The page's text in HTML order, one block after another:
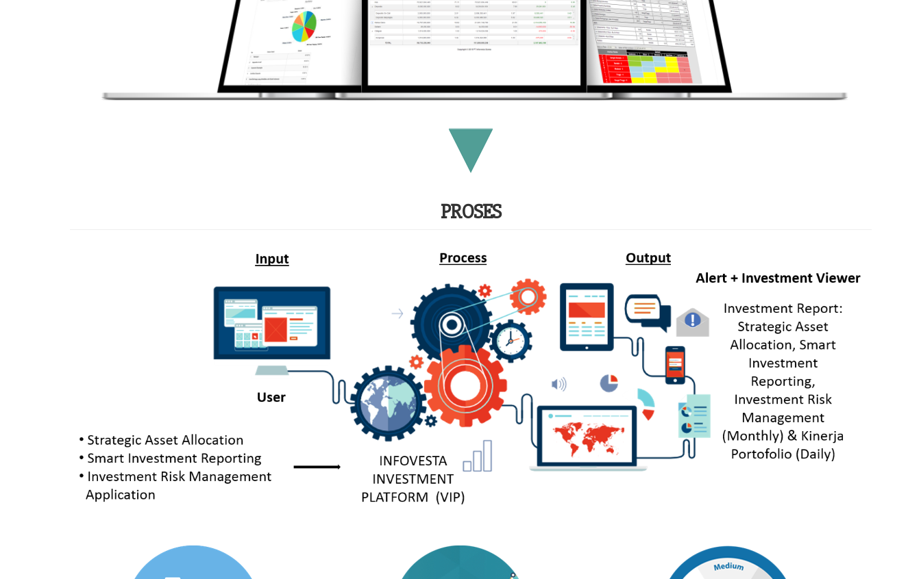
PROSES